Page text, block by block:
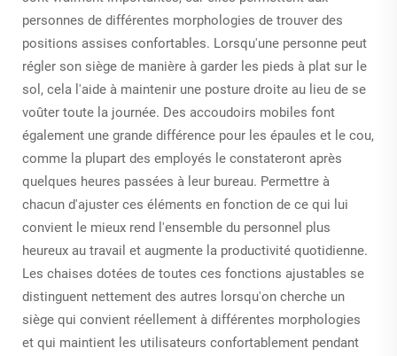
personnes de différentes morphologies de trouver des
positions assises confortables. Lorsqu'une personne peut
régler son siège de manière à garder les pieds à plat sur le
sol, cela l'aide à maintenir une posture droite au lieu de se
voûter toute la journée. Des accoudoirs mobiles font
également une grande différence pour les épaules et le cou,
comme la plupart des employés le constateront après
quelques heures passées à leur bureau. Permettre à
chacun d'ajuster ces éléments en fonction de ce qui lui
convient le mieux rend l'ensemble du personnel plus
heureux au travail et augmente la productivité quotidienne.
Les chaises dotées de toutes ces fonctions ajustables se
distinguent nettement des autres lorsqu'on cherche un
siège qui convient réellement à différentes morphologies
et qui maintient les utilisateurs confortablement pendant